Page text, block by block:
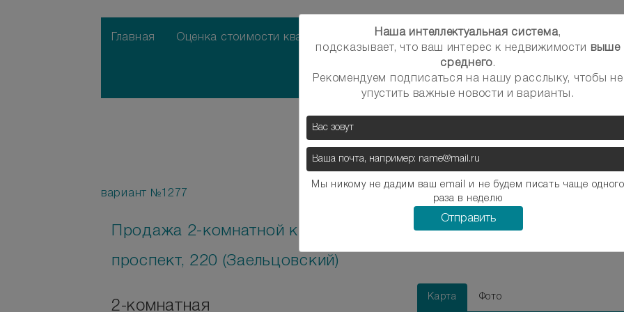
Главная Оценка стоимости квартиры Районы
вариант № 1277
Продажа 2-комнатной квартиры на Красный
проспект, 220 (Заельцовский)
Главная
2-комнатная
Карта Фото
Наша интеллектуальная система,
подсказывает, что ваш интерес к недвижимости
выше
среднего.
Рекомендуем подписаться на нашу расслыку, чтобы не
упустить важные новости и варианты.
Мы никому не дадим ваш email и не будем писать чаще одного
раза в неделю
Отправить